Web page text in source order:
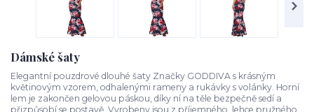
Dámské šaty
Elegantní pouzdrové dlouhé šaty Značky GODDIVA s krásným
květinovým vzorem, odhalenými rameny a rukávky s volánky. Horní
lem je zakončen gelovou páskou, díky ní na těle bezpečně sedí a
přizpůsobí se postavě. Vyrobeny jsou z příjemného, lehce pružného